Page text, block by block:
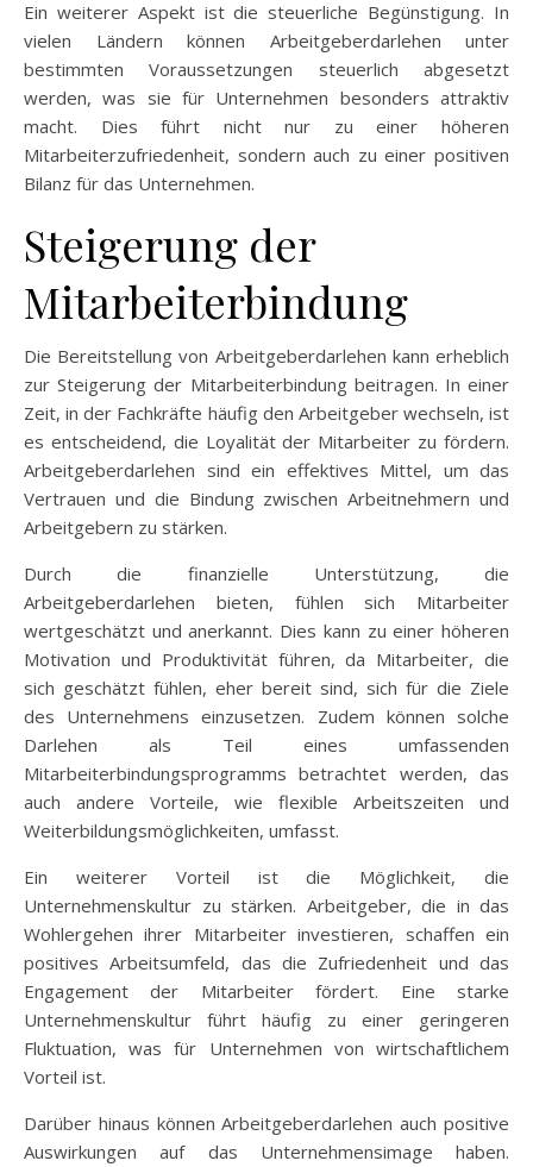
Ein weiterer Aspekt ist die steuerliche Begünstigung. In
vielen Ländern können Arbeitgeberdarlehen unter
bestimmten Voraussetzungen steuerlich abgesetzt
werden, was sie für Unternehmen besonders attraktiv
macht. Dies führt nicht nur zu einer höheren
Mitarbeiterzufriedenheit, sondern auch zu einer positiven
Bilanz für das Unternehmen.
Steigerung der
Mitarbeiterbindung
Die Bereitstellung von Arbeitgeberdarlehen kann erheblich
zur Steigerung der Mitarbeiterbindung beitragen. In einer
Zeit, in der Fachkräfte häufig den Arbeitgeber wechseln, ist
es entscheidend, die Loyalität der Mitarbeiter zu fördern.
Arbeitgeberdarlehen sind ein effektives Mittel, um das
Vertrauen und die Bindung zwischen Arbeitnehmern und
Arbeitgebern zu stärken.
Durch die finanzielle Unterstützung, die
Arbeitgeberdarlehen bieten, fühlen sich Mitarbeiter
wertgeschätzt und anerkannt. Dies kann zu einer höheren
Motivation und Produktivität führen, da Mitarbeiter, die
sich geschätzt fühlen, eher bereit sind, sich für die Ziele
des Unternehmens einzusetzen. Zudem können solche
Darlehen als Teil eines umfassenden
Mitarbeiterbindungsprogramms betrachtet werden, das
auch andere Vorteile, wie flexible Arbeitszeiten und
Weiterbildungsmöglichkeiten, umfasst.
Ein weiterer Vorteil ist die Möglichkeit, die
Unternehmenskultur zu stärken. Arbeitgeber, die in das
Wohlergehen ihrer Mitarbeiter investieren, schaffen ein
positives Arbeitsumfeld, das die Zufriedenheit und das
Engagement der Mitarbeiter fördert. Eine starke
Unternehmenskultur führt häufig zu einer geringeren
Fluktuation, was für Unternehmen von wirtschaftlichem
Vorteil ist.
Darüber hinaus können Arbeitgeberdarlehen auch positive
Auswirkungen auf das Unternehmensimage haben.